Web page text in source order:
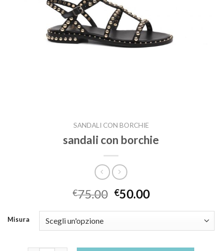
SANDALI CON BORCHIE
sandali con borchie
€75.00 €50.00
Misura